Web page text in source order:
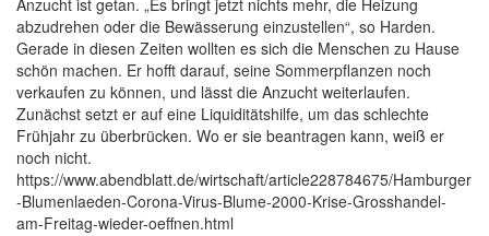
Anzucht ist getan. „Es bringt jetzt nichts mehr, die Heizung
abzudrehen oder die Bewässerung einzustellen“, so Harden.
Gerade in diesen Zeiten wollten es sich die Menschen zu Hause
schön machen. Er hofft darauf, seine Sommerpflanzen noch
verkaufen zu können, und lässt die Anzucht weiterlaufen.
Zunächst setzt er auf eine Liquiditätshilfe, um das schlechte
Frühjahr zu überbrücken. Wo er sie beantragen kann, weiß er
noch nicht.
https://www.abendblatt.de/wirtschaft/article228784675/Hamburger
-Blumenlaeden-Corona-Virus-Blume-2000-Krise-Grosshandel-
am-Freitag-wieder-oeffnen.html